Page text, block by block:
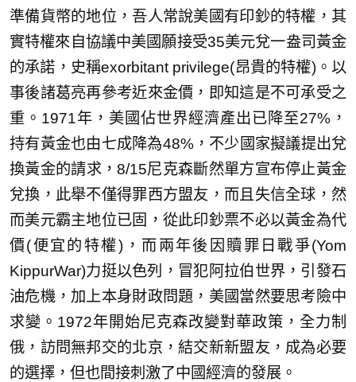
準備貨幣的地位，吾人常說美國有印鈔的特權，其
實特權來自協議中美國願接受35美元兌一盎司黃金
的承諾，史稱exorbitant privilege(昂貴的特權)。以
事後諸葛亮再參考近來金價，即知這是不可承受之
重。1971年，美國佔世界經濟產出已降至27%，
持有黃金也由七成降為48%，不少國家擬議提出兌
換黃金的請求，8/15尼克森斷然單方宣布停止黃金
兌換，此舉不僅得罪西方盟友，而且失信全球，然
而美元霸主地位已固，從此印鈔票不必以黃金為代
價(便宜的特權)，而兩年後因贖罪日戰爭(Yom
KippurWar)力挺以色列，冒犯阿拉伯世界，引發石
油危機，加上本身財政問題，美國當然要思考險中
求變。1972年開始尼克森改變對華政策，全力制
俄，訪問無邦交的北京，結交新新盟友，成為必要
的選擇，但也間接刺激了中國經濟的發展。